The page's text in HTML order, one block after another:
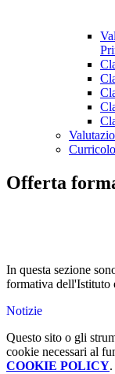
Offerta
In questa sezione
formativa dell'Istituto
Notizie
Questo sito o gli
cookie necessari al
COOKIE POLICY.